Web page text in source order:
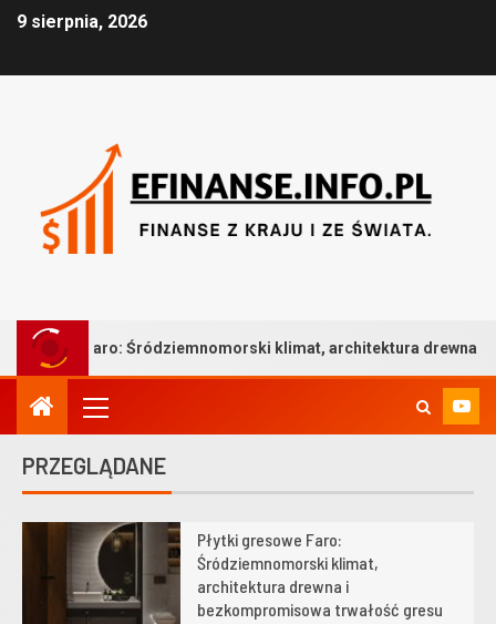
9 sierpnia, 2026
klimat, architektura drewna i
PRZEGLĄDANE
Płytki gresowe Faro:
Śródziemnomorski klimat,
architektura drewna i
bezkompromisowa trwałość gresu